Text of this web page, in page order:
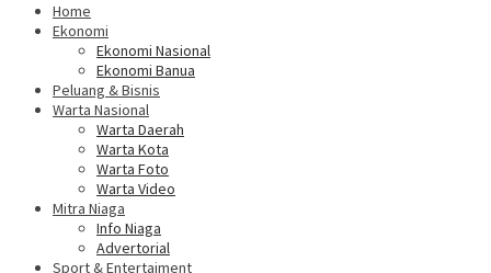
Home
Ekonomi
Ekonomi Nasional
Ekonomi Banua
Peluang & Bisnis
Warta Nasional
Warta Daerah
Warta Kota
Warta Foto
Warta Video
Mitra Niaga
Info Niaga
Advertorial
Sport & Entertaiment